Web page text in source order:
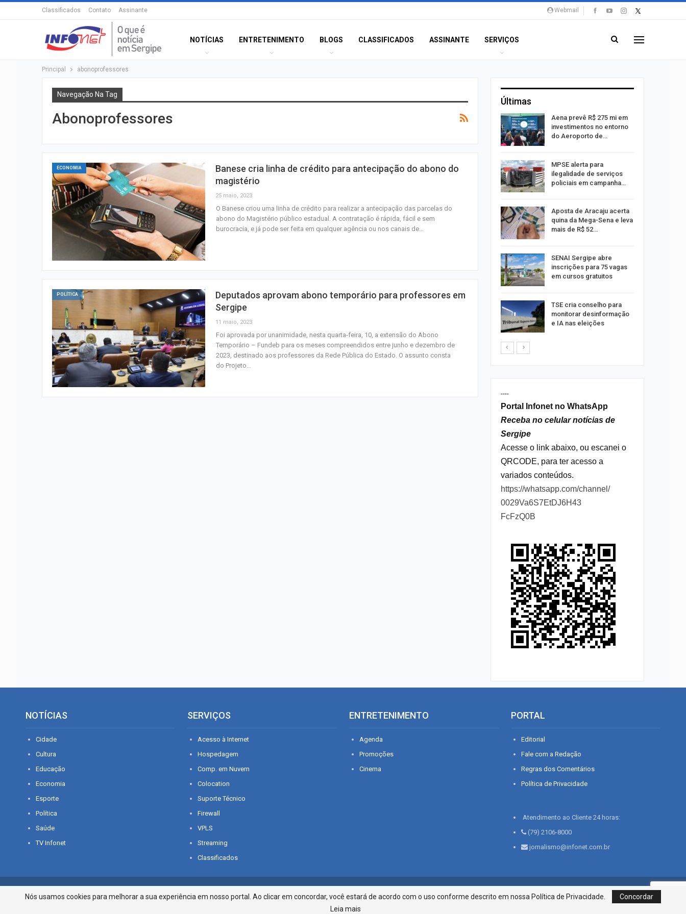
Webmail
Classificados Contato Assinante
NOTÍCIAS ENTRETENIMENTO BLOGS CLASSIFICADOS ASSINANTE SERVIÇOS
Principal abonoprofessores
Navegação Na Tag
Abonoprofessores
ECONOMIA
Banese cria linha de crédito para antecipação do abono do
magistério
25 maio, 2023
O Banese criou uma linha de crédito para realizar a antecipação das parcelas do
abono do Magistério público estadual. A contratação é rápida, fácil e sem
burocracia, e já pode ser feita em qualquer agência ou nos canais de…
POLÍTICA
Deputados aprovam abono temporário para professores em
Sergipe
11 maio, 2023
Foi aprovada por unanimidade, nesta quarta-feira, 10, a extensão do Abono
Temporário – Fundeb para os meses compreendidos entre junho e dezembro de
2023, destinado aos professores da Rede Pública do Estado. O assunto consta
do Projeto…
Últimas
Champagne: Uma Viagem
A Fabulosa Maquina do
Tempo
Homem Aranha: Um Novo
Dia
Aena prevê R$ 275 mi em
investimentos no entorno
do Aeroporto de…
MPSE alerta para
ilegalidade de serviços
policiais em campanha…
Aposta de Aracaju acerta
quina da Mega-Sena e leva
mais de R$ 52…
SENAI Sergipe abre
inscrições para 75 vagas
em cursos gratuitos
TSE cria conselho para
monitorar desinformação
e IA nas eleições
----
Portal Infonet no WhatsApp
Receba no celular notícias de
Sergipe
Acesse o link abaixo, ou escanei o
QRCODE, para ter acesso a
variados conteúdos.
https://whatsapp.com/channel/
0029Va6S7EtDJ6H43
FcFzQ0B
NOTÍCIAS
Cidade
Cultura
Educação
Economia
Esporte
Política
Saúde
TV Infonet
SERVIÇOS
Acesso à Internet
Hospedagem
Comp. em Nuvem
Colocation
Suporte Técnico
Firewall
VPLS
Streaming
Classificados
ENTRETENIMENTO
Agenda
Promoções
Cinema
PORTAL
Editorial
Fale com a Redação
Regras dos Comentários
Política de Privacidade
Atendimento ao Cliente 24 horas:
(79) 2106-8000
jornalismo@infonet.com.br
© 2026 - O que é notícia em Sergipe. Todos os direitos reservados.
Infonet - Rua Monsenhor Silveira 276, Bairro São José | Aracaju-SE, CEP 49015-030, Fone: 79.2106.8000 - CI
Centro de Informações LTDA
Nós usamos cookies para melhorar a sua experiência em nosso portal. Ao clicar em concordar, você estará de acordo com o uso conforme descrito em nossa Política de Privacidade.
Concordar
Leia mais